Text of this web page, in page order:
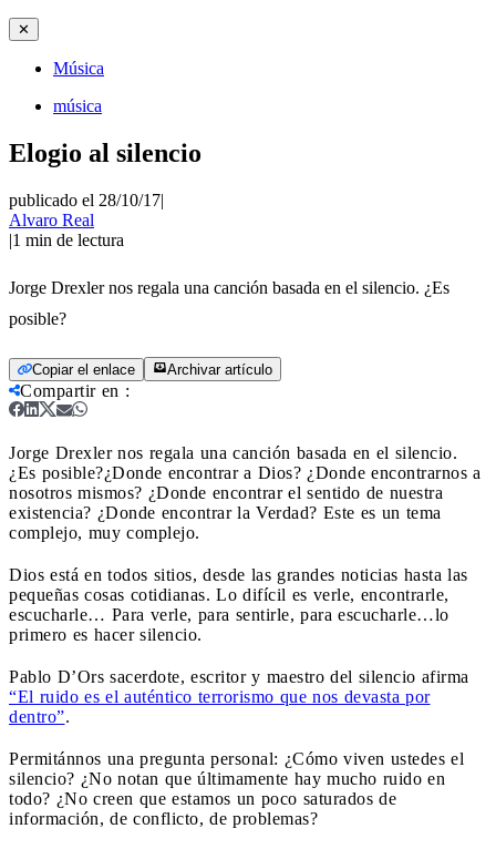
✕
Música
música
Elogio al silencio
publicado el 28/10/17|
Alvaro Real
|1 min de lectura
Jorge Drexler nos regala una canción basada en el silencio. ¿Es
posible?
Copiar el enlace Archivar artículo
Compartir en :
Jorge Drexler nos regala una canción basada en el silencio.
¿Es posible?¿Donde encontrar a Dios? ¿Donde encontrarnos a
nosotros mismos? ¿Donde encontrar el sentido de nuestra
existencia? ¿Donde encontrar la Verdad? Este es un tema
complejo, muy complejo.
Dios está en todos sitios, desde las grandes noticias hasta las
pequeñas cosas cotidianas. Lo difícil es verle, encontrarle,
escucharle… Para verle, para sentirle, para escucharle…lo
primero es hacer silencio.
Pablo D’Ors sacerdote, escritor y maestro del silencio afirma
“El ruido es el auténtico terrorismo que nos devasta por
dentro”.
Permitánnos una pregunta personal: ¿Cómo viven ustedes el
silencio? ¿No notan que últimamente hay mucho ruido en
todo? ¿No creen que estamos un poco saturados de
información, de conflicto, de problemas?